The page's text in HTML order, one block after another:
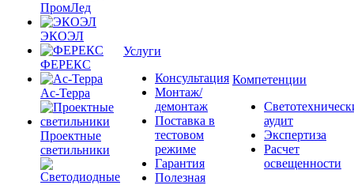
ПромЛед
ЭКОЭЛ
ФЕРЕКС
Ас-Терра
Проектные
светильники
Услуги
Консультация
Монтаж/
демонтаж
Поставка в
тестовом
режиме
Гарантия
Полезная
Компетенции
аудит
Экспертиза
Расчет
освещенности